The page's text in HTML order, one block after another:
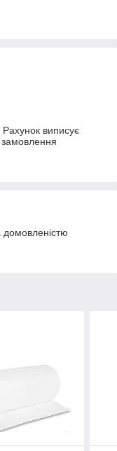
Рахунок виписує
домовленістю